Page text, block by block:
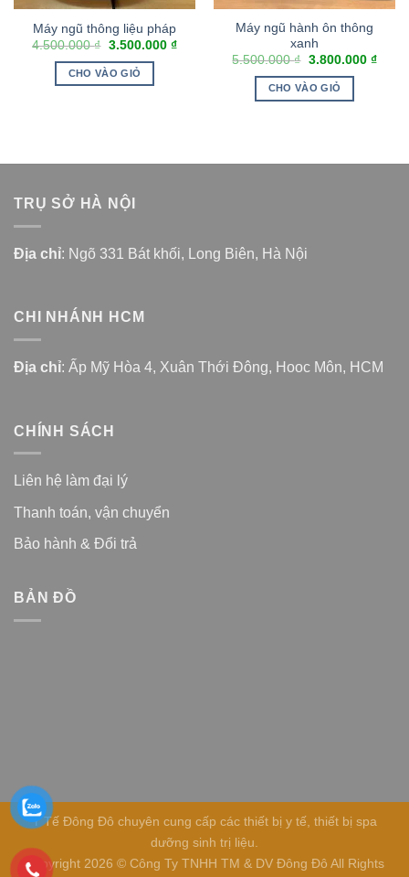
Máy ngũ thông liệu pháp
4.500.000₫ 3.500.000 ₫
CHO VÀO GIỎ
Máy ngũ hành ôn thông
xanh
5.500.000₫ 3.800.000 ₫
CHO VÀO GIỎ
TRỤ SỞ HÀ NỘI
Địa chỉ: Ngõ 331 Bát khối, Long Biên, Hà Nội
CHI NHÁNH HCM
Địa chỉ: Ấp Mỹ Hòa 4, Xuân Thới Đông, Hooc Môn, HCM
CHÍNH SÁCH
Liên hệ làm đại lý
Thanh toán, vận chuyển
Bảo hành & Đổi trả
BẢN ĐỒ
Y Tế Đông Đô chuyên cung cấp các thiết bị y tế, thiết bị spa
dưỡng sinh trị liệu.
Copyright 2026 © Công Ty TNHH TM & DV Đông Đô All Rights